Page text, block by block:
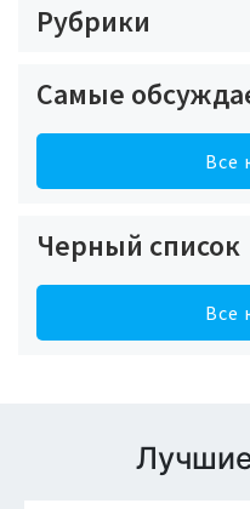
Рубрики
Самые
Все
Черный список
Все